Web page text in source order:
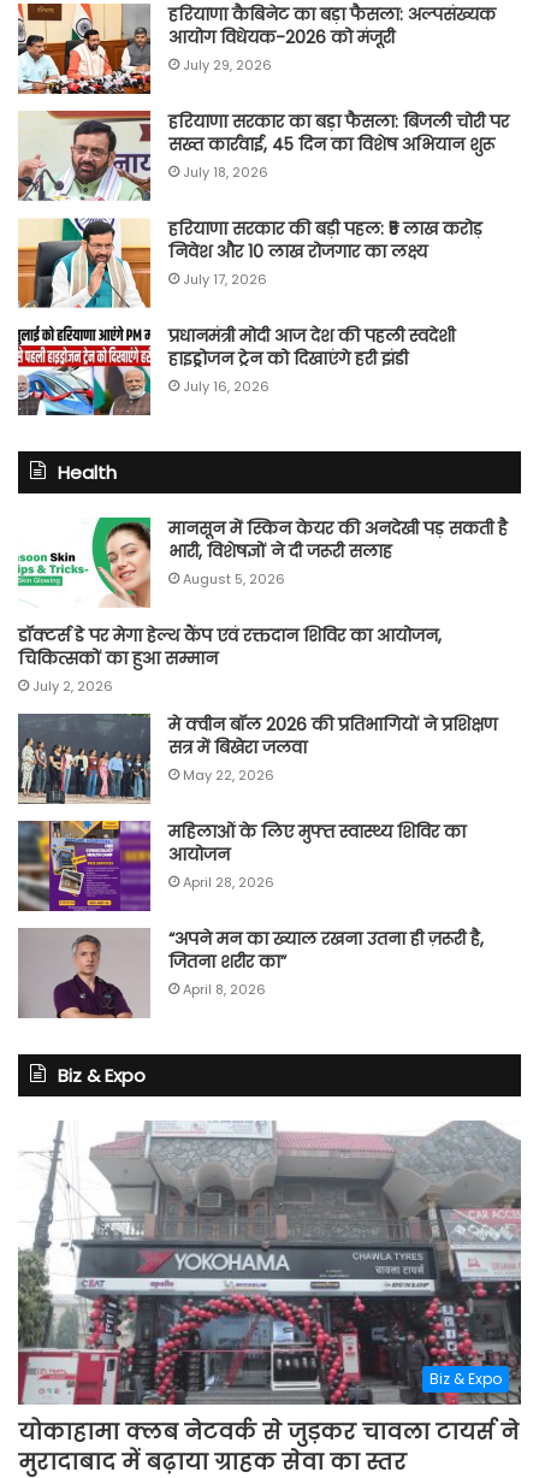
हरियाणा कैबिनेट का बड़ा फैसला: अल्पसंख्यक
आयोग विधेयक-2026 को मंजूरी
July 29, 2026
हरियाणा सरकार का बड़ा फैसला: बिजली चोरी पर
सख्त कार्रवाई, 45 दिन का विशेष अभियान शुरू
July 18, 2026
हरियाणा सरकार की बड़ी पहल: ₹5 लाख करोड़
निवेश और 10 लाख रोजगार का लक्ष्य
July 17, 2026
प्रधानमंत्री मोदी आज देश की पहली स्वदेशी
हाइड्रोजन ट्रेन को दिखाएंगे हरी झंडी
July 16, 2026
Health
मानसून में स्किन केयर की अनदेखी पड़ सकती है
भारी, विशेषज्ञों ने दी जरूरी सलाह
August 5, 2026
डॉक्टर्स डे पर मेगा हेल्थ कैंप एवं रक्तदान शिविर का आयोजन,
चिकित्सकों का हुआ सम्मान
July 2, 2026
मे क्वीन बॉल 2026 की प्रतिभागियों ने प्रशिक्षण
सत्र में बिखेरा जलवा
May 22, 2026
महिलाओं के लिए मुफ्त स्वास्थ्य शिविर का
आयोजन
April 28, 2026
“अपने मन का ख्याल रखना उतना ही ज़रूरी है,
जितना शरीर का”
April 8, 2026
Biz & Expo
Biz & Expo
योकाहामा क्लब नेटवर्क से जुड़कर चावला टायर्स ने
मुरादाबाद में बढ़ाया ग्राहक सेवा का स्तर